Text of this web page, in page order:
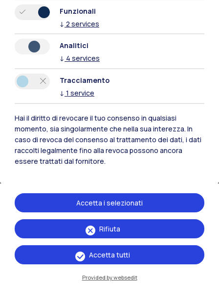
Sedi
Milano Leonardo
Milano Bovisa
Cremona
Lecco
Mantova
Piacenza
Xi'an
Risorse
Contattaci
Funzionali
↓ 2 services
Analitici
↓ 4 services
Tracciamento
↓ 1 service
Hai il diritto di revocare il tuo consenso in qualsiasi
momento, sia singolarmente che nella sua interezza. In
caso di revoca del consenso al trattamento dei dati, i dati
raccolti legalmente fino alla revoca possono ancora
essere trattati dal fornitore.
Rifiuta
Accetta i selezionati
Accetta tutti
Provided by websedit